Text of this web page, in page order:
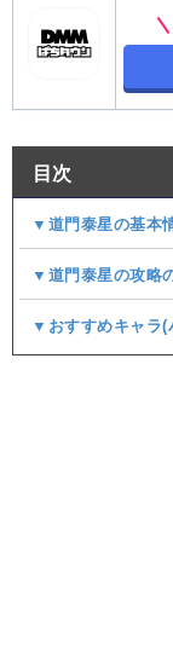
目次
▼道門泰星の基本
▼道門泰星の攻略
▼おすすめキャラ(